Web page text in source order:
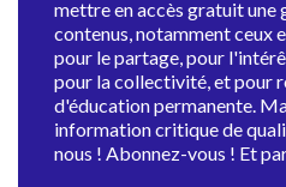
mettre en accès gratuit une
contenus, notamment ceux
pour le partage, pour
pour la collectivité, et pour
d'éducation permanente.
information critique de
nous ! Abonnez-vous ! Et